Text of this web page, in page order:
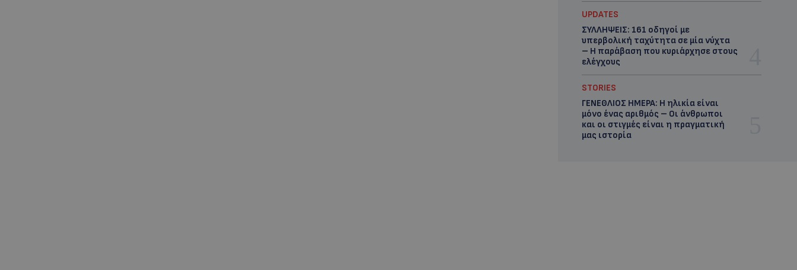
UPDATES
ΣΥΛΛΗΨΕΙΣ: 161 οδηγοί με
υπερβολική ταχύτητα σε μία νύχτα
– Η παράβαση που κυριάρχησε στους
ελέγχους
STORIES
ΓΕΝΕΘΛΙΟΣ ΗΜΕΡΑ: Η ηλικία είναι
μόνο ένας αριθμός – Οι άνθρωποι
και οι στιγμές είναι η πραγματική
μας ιστορία